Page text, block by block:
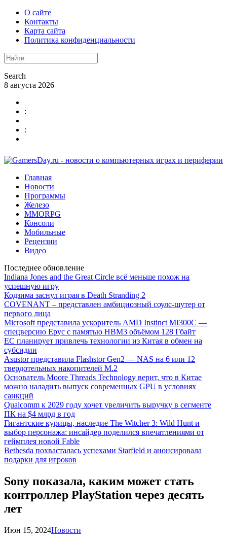
О сайте
Контакты
Карта сайта
Политика конфиденциальности
Search
8 августа 2026
:
:
Главная
Новости
Программы
Железо
MMORPG
Консоли
Мобильные
Рецензии
Видео
Последнее обновление
Indiana Jones and the Great Circle всё меньше похож на
успешную игру
Кодзима заснул играя в Death Stranding 2
COVENANT – представлен амбициозный соулс-шутер от
первого лица
Microsoft представила ускоритель AMD Instinct MI300C —
спецверсию Epyc с памятью HBM3 объёмом 128 Гбайт
ЕС планирует привлечь технологии из Китая в обмен на
субсидии
Asustor представила Flashstor Gen2 — NAS на 6 или 12
твердотельных накопителей M.2
Основатель Moore Threads Technology верит, что в Китае
можно наладить выпуск современных GPU в условиях
санкций
Qualcomm к 2029 году хочет увеличить выручку в сегменте
ПК на $4 млрд в год
Гигантские курицы, наследие The Witcher 3: Wild Hunt и
выбор персонажа: инсайдер поделился впечатлениями от
геймплея новой Fable
Bethesda похвасталась успехами Starfield и анонсировала
подарки для игроков
Sony показала, каким может стать
контроллер PlayStation через десять
лет
Июн 15, 2024Новости